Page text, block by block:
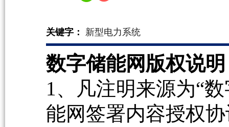
关键字： 新型电力系统
数字储能网版权说
1、凡注明来源为“
能网签署内容授权